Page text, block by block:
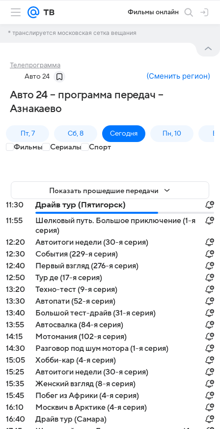
Фильмы онлайн
* транслируется московская сетка вещания
Телепрограмма
Авто 24 (Сменить регион)
Авто 24 – программа передач –
Азнакаево
Пт, 7 Сб, 8 Сегодня Пн, 10
Фильмы Сериалы Спорт
Показать прошедшие передачи
11:30
Драйв тур (Пятигорск)
11:55
Шелковый путь. Большое приключение (1-я
серия)
12:20
Автоитоги недели (30-я серия)
12:30
События (229-я серия)
12:40
Первый взгляд (276-я серия)
12:50
Тур де (17-я серия)
13:20
Техно-тест (9-я серия)
13:30
Автопати (52-я серия)
13:40
Большой тест-драйв (31-я серия)
13:55
Автосвалка (84-я серия)
14:15
Мотомания (102-я серия)
14:30
Разговор под шум мотора (1-я серия)
15:05
Хобби-кар (4-я серия)
15:25
Автоитоги недели (30-я серия)
15:35
Женский взгляд (8-я серия)
15:45
Побег из Африки (4-я серия)
16:10
Москвич в Арктике (4-я серия)
16:40
Драйв тур (Самара)